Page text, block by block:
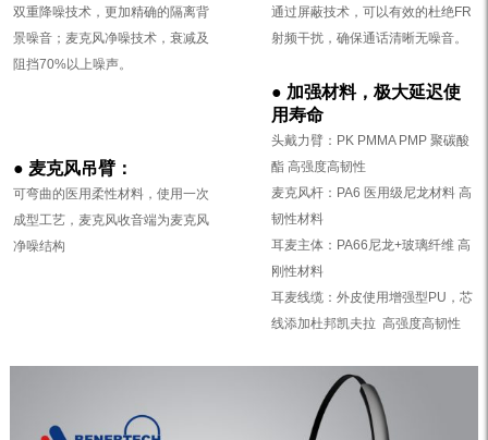
双重降噪技术，更加精确的隔离背
景噪音；麦克风净噪技术，衰减及
阻挡70%以上噪声。
通过屏蔽技术，可以有效的杜绝FR
射频干扰，确保通话清晰无噪音。
● 麦克风吊臂：
可弯曲的医用柔性材料，使用一次
成型工艺，麦克风收音端为麦克风
净噪结构
● 加强材料，极大延迟使
用寿命
头戴力臂：PK PMMA PMP 聚碳酸
酯 高强度高韧性
麦克风杆：PA6 医用级尼龙材料 高
韧性材料
耳麦主体：PA66尼龙+玻璃纤维 高
刚性材料
耳麦线缆：外皮使用增强型PU，芯
线添加杜邦凯夫拉 高强度高韧性